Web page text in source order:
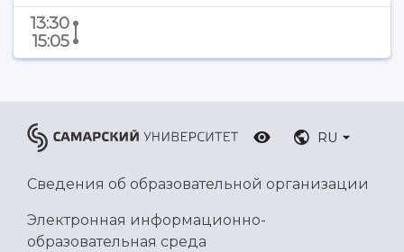
Ботанический сад
Умный дом бабочек
Международный межвузовский кампус
Официальные документы
13:30
15:05
RU
Сведения об образовательной организации
Электронная информационно-
образовательная среда